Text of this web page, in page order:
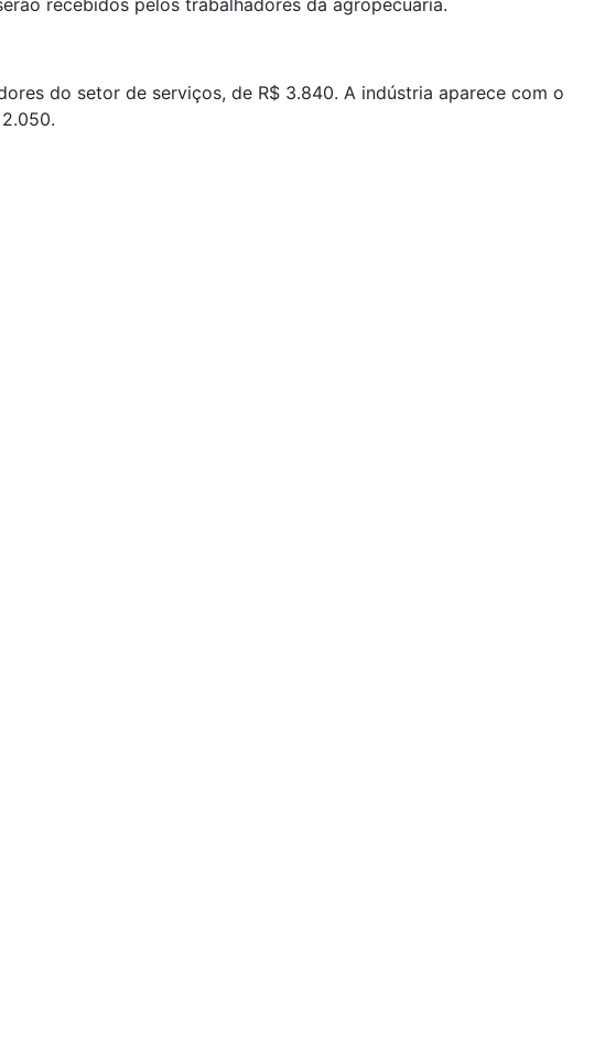
recebidos pelos trabalhadores da agropecuária.
do setor de serviços, de R$ 3.840. A indústria aparece com o